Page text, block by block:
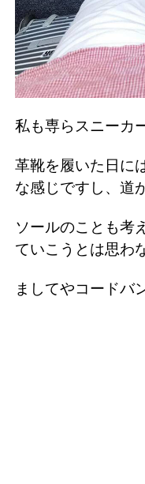
私も専らスニーカ
革靴を履いた日に
な感じですし、道
ソールのことも考
ていこうとは思わ
ましてやコードバ